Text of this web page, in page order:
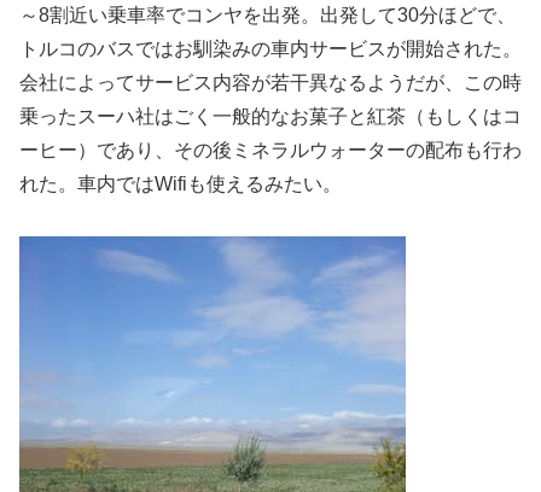
～8割近い乗車率でコンヤを出発。出発して30分ほどで、
トルコのバスではお馴染みの車内サービスが開始された。
会社によってサービス内容が若干異なるようだが、この時
乗ったスーハ社はごく一般的なお菓子と紅茶（もしくはコ
ーヒー）であり、その後ミネラルウォーターの配布も行わ
れた。車内ではWifiも使えるみたい。